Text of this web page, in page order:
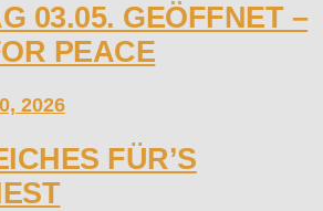
03.05. GEÖFFNET –
PEACE
2026
FÜR’S